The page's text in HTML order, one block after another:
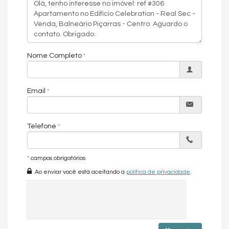
Localização: Avenida Emanuel Pinto, 403 – Centro, Balneário
Piçarras – SC, próximo a mercados, farmácias, restaurantes e
com fácil acesso à BR-101.
Dezembro 2029
Condições de Pagamento:
01 = 20% entrada + 6 reforços + 78 parcelas com a construtora
02 = 20% entrada + 4 reforços + 54 parcelas com a construtora +
30% financiamento bancário nas chaves
Celebration Residenceé uma excelente oportunidade para
quem busca
perto do mar, unindo localização estratégica, conforto e grande
Características do Imóvel
Nome Completo
Email
Telefone
* campos obrigatórios
Ao enviar você está aceitando a política de privacidade